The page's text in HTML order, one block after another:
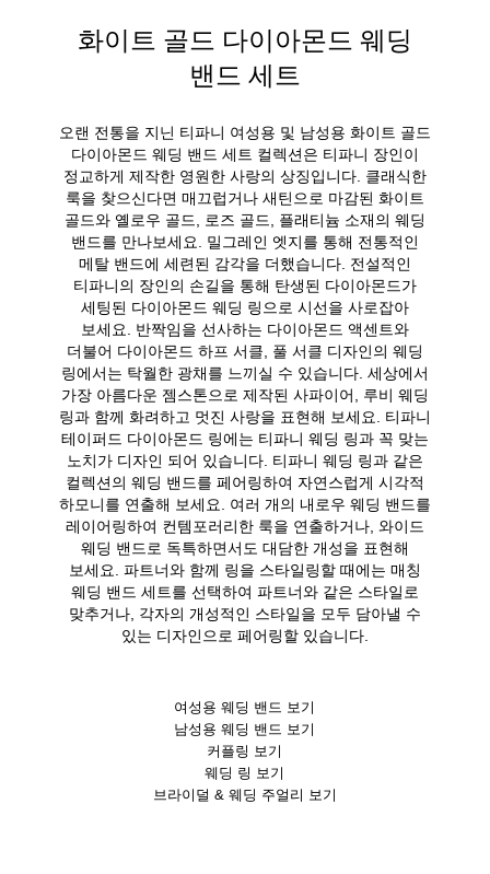
화이트 골드 다이아몬드 웨딩
밴드 세트
오랜 전통을 지닌 티파니 여성용 및 남성용 화이트 골드
다이아몬드 웨딩 밴드 세트 컬렉션은 티파니 장인이
정교하게 제작한 영원한 사랑의 상징입니다. 클래식한
룩을 찾으신다면 매끄럽거나 새틴으로 마감된 화이트
골드와 옐로우 골드, 로즈 골드, 플래티늄 소재의 웨딩
밴드를 만나보세요. 밀그레인 엣지를 통해 전통적인
메탈 밴드에 세련된 감각을 더했습니다. 전설적인
티파니의 장인의 손길을 통해 탄생된 다이아몬드가
세팅된 다이아몬드 웨딩 링으로 시선을 사로잡아
보세요. 반짝임을 선사하는 다이아몬드 액센트와
더불어 다이아몬드 하프 서클, 풀 서클 디자인의 웨딩
링에서는 탁월한 광채를 느끼실 수 있습니다. 세상에서
가장 아름다운 젬스톤으로 제작된 사파이어, 루비 웨딩
링과 함께 화려하고 멋진 사랑을 표현해 보세요. 티파니
테이퍼드 다이아몬드 링에는 티파니 웨딩 링과 꼭 맞는
노치가 디자인 되어 있습니다. 티파니 웨딩 링과 같은
컬렉션의 웨딩 밴드를 페어링하여 자연스럽게 시각적
하모니를 연출해 보세요. 여러 개의 내로우 웨딩 밴드를
레이어링하여 컨템포러리한 룩을 연출하거나, 와이드
웨딩 밴드로 독특하면서도 대담한 개성을 표현해
보세요. 파트너와 함께 링을 스타일링할 때에는 매칭
웨딩 밴드 세트를 선택하여 파트너와 같은 스타일로
맞추거나, 각자의 개성적인 스타일을 모두 담아낼 수
있는 디자인으로 페어링할 있습니다.
여성용 웨딩 밴드 보기
남성용 웨딩 밴드 보기
커플링 보기
웨딩 링 보기
브라이덜 & 웨딩 주얼리 보기